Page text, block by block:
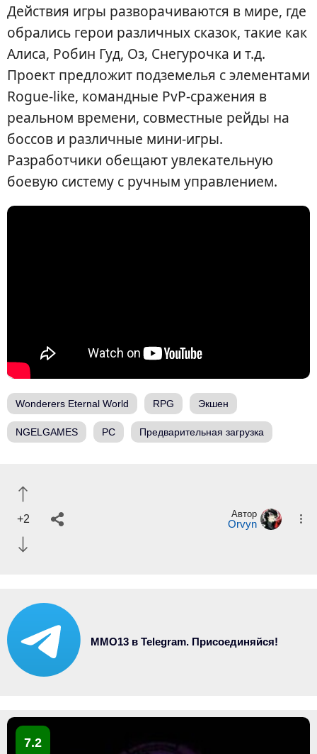
Действия игры разворачиваются в мире, где
обрались герои различных сказок, такие как
Алиса, Робин Гуд, Оз, Снегурочка и т.д.
Проект предложит подземелья с элементами
Rogue-like, командные PvP-сражения в
реальном времени, совместные рейды на
боссов и различные мини-игры.
Разработчики обещают увлекательную
боевую систему с ручным управлением.
Wonderers Eternal World RPG Экшен
NGELGAMES PC Предварительная загрузка
+2 Автор
Orvyn
MMO13 в Telegram. Присоединяйся!
7.2